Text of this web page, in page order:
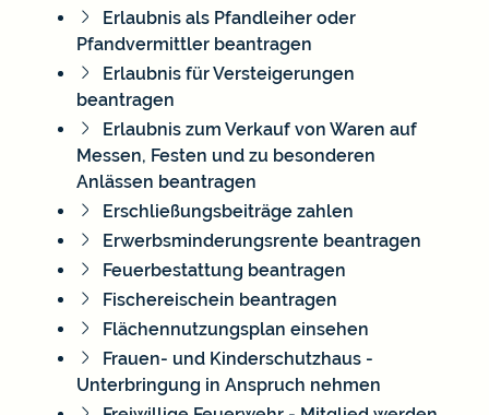
Erlaubnis als Pfandleiher oder
Pfandvermittler beantragen
Erlaubnis für Versteigerungen
beantragen
Erlaubnis zum Verkauf von Waren auf
Messen, Festen und zu besonderen
Anlässen beantragen
Erschließungsbeiträge zahlen
Erwerbsminderungsrente beantragen
Feuerbestattung beantragen
Fischereischein beantragen
Flächennutzungsplan einsehen
Frauen- und Kinderschutzhaus -
Unterbringung in Anspruch nehmen